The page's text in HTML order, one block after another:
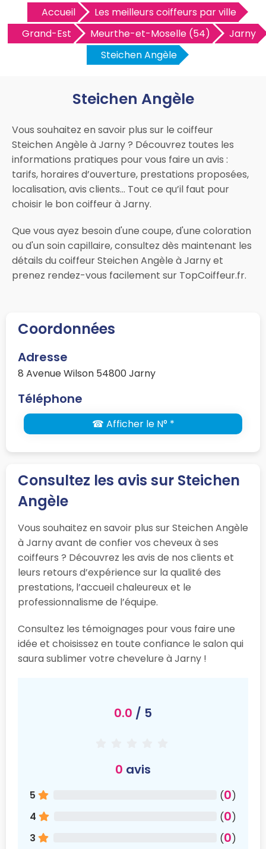
Accueil
Les meilleurs coiffeurs par ville
Grand-Est
Meurthe-et-Moselle (54)
Jarny
Steichen Angèle
Steichen Angèle
Vous souhaitez en savoir plus sur le coiffeur
Steichen Angèle à Jarny ? Découvrez toutes les
informations pratiques pour vous faire un avis :
tarifs, horaires d’ouverture, prestations proposées,
localisation, avis clients… Tout ce qu’il faut pour
choisir le bon coiffeur à Jarny.
Que vous ayez besoin d'une coupe, d'une coloration
ou d'un soin capillaire, consultez dès maintenant les
détails du coiffeur Steichen Angèle à Jarny et
prenez rendez-vous facilement sur TopCoiffeur.fr.
Coordonnées
Adresse
8 Avenue Wilson 54800 Jarny
Téléphone
☎ Afficher le N° *
Consultez les avis sur Steichen
Angèle
Vous souhaitez en savoir plus sur Steichen Angèle
à Jarny avant de confier vos cheveux à ses
coiffeurs ? Découvrez les avis de nos clients et
leurs retours d’expérience sur la qualité des
prestations, l’accueil chaleureux et le
professionnalisme de l’équipe.
Consultez les témoignages pour vous faire une
idée et choisissez en toute confiance le salon qui
saura sublimer votre chevelure à Jarny !
0.0 / 5
0 avis
5 (0)
4
(0)
3
(0)